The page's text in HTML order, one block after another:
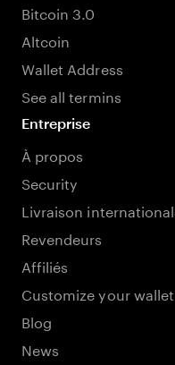
Bitcoin 3.0
Altcoin
Wallet Address
See all termins
Entreprise
À propos
Security
Livraison
Revendeurs
Affiliés
Customize your wallet
Blog
News